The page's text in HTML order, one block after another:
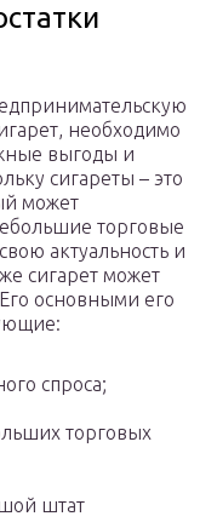
необходимо
выгоды и
сигареты – это
может
торговые
актуальность и
сигарет может
основными его
спроса;
торговых
штат